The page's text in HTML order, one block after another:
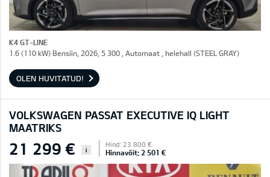
K4 GT-LINE
1.6 (110 kW) Bensiin, 2026, 5 300 , Automaat , helehall (STEEL GRAY)
OLEN HUVITATUD!
VOLKSWAGEN PASSAT EXECUTIVE IQ LIGHT
MAATRIKS
21 299 € i
Hind: 23 800 €
Hinnavõit: 2 501 €